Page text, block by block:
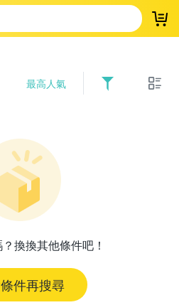
登
最高人氣
換換其他條件吧！
件再搜尋